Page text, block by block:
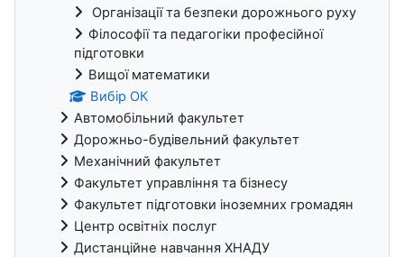
Організації та безпеки дорожнього руху
Філософії та педагогіки професійної
підготовки
Вищої математики
Вибір ОК
Автомобільний факультет
Дорожньо-будівельний факультет
Механічний факультет
Факультет управління та бізнесу
Факультет підготовки іноземних громадян
Центр освітніх послуг
Дистанційне навчання ХНАДУ